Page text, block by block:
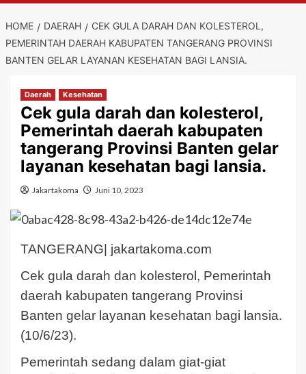
HOME DAERAH
CEK GULA DARAH DAN KOLESTEROL,
PEMERINTAH DAERAH KABUPATEN TANGERANG PROVINSI
BANTEN GELAR LAYANAN KESEHATAN BAGI LANSIA.
Daerah Kesehatan
Cek gula darah dan kolesterol,
Pemerintah daerah kabupaten
tangerang Provinsi Banten gelar
layanan kesehatan bagi lansia.
Jakartakoma Juni 10, 2023
TANGERANG| jakartakoma.com
Cek gula darah dan kolesterol, Pemerintah
daerah kabupaten tangerang Provinsi
Banten gelar layanan kesehatan bagi lansia.
(10/6/23).
Pemerintah sedang dalam giat-giat